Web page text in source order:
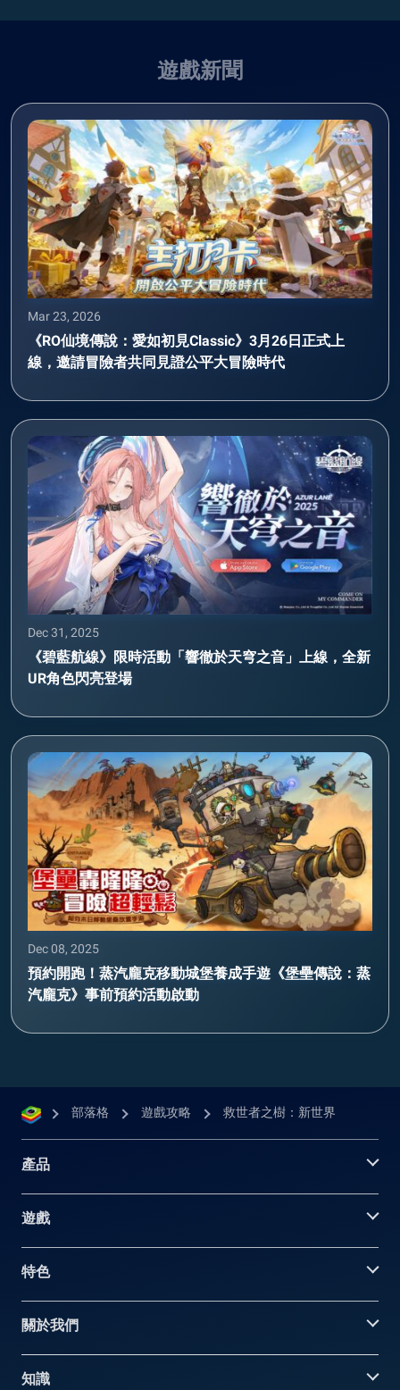
遊戲新聞
Mar 23, 2026
《RO仙境傳說：愛如初見Classic》3月26日正式上
線，邀請冒險者共同見證公平大冒險時代
Dec 31, 2025
《碧藍航線》限時活動「響徹於天穹之音」上線，全新
UR角色閃亮登場
Dec 08, 2025
預約開跑！蒸汽龐克移動城堡養成手遊《堡壘傳說：蒸
汽龐克》事前預約活動啟動
部落格 遊戲攻略 救世者之樹：新世界
產品
遊戲
特色
關於我們
知識